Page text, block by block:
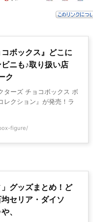
ボックス』どこに
ニも♪取り扱い店
ク
ターズ チョコボックス ボ
レクション』が発売！ラ
figure/
」グッズまとめ！ど
セリア・ダイソ
、